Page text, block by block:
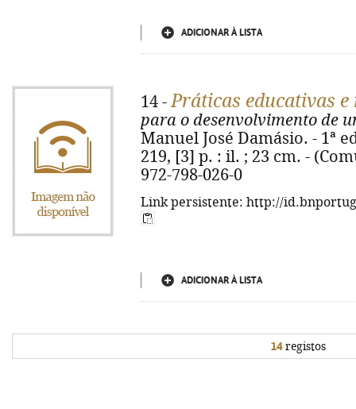
ADICIONAR À LISTA
14 -Práticas educativas e
para o desenvolvimento de
Manuel José Damásio. - 1ª
219, [3] p. : il. ; 23 cm. -
972-798-026-0
Link persistente: http://
ADICIONAR À LISTA
14registos